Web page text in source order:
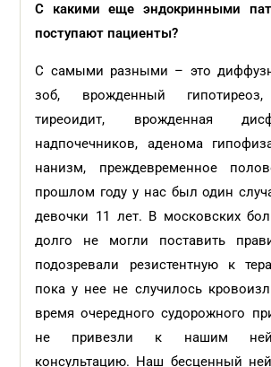
С какими еще эндокринными
поступают пациенты?
С самыми разными – это
зоб, врожденный гипотиреоз,
тиреоидит, врожденная
надпочечников, аденома
нанизм, преждевременное
прошлом году у нас был один
девочки 11 лет. В московских
долго не могли поставить
подозревали резистентную к
пока у нее не случилось
время очередного судорожного
не привезли к нашим
консультацию. Наш бесценный